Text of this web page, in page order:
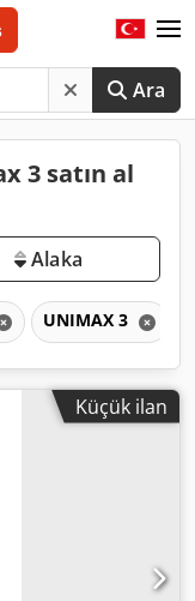
Ara
3 satın al
Alaka
UNIMAX 3
Küçük ilan